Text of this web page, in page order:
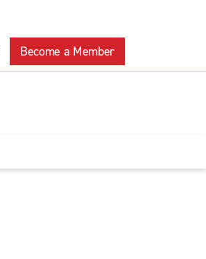
Become a Member